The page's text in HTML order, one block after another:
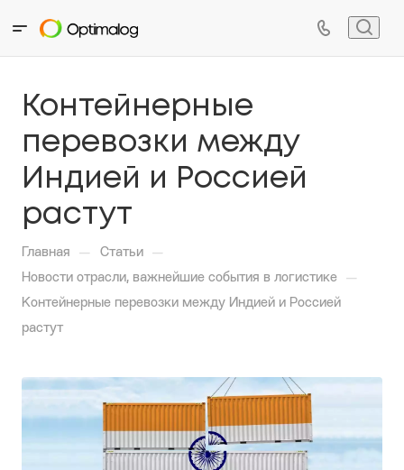
Контейнерные
перевозки между
Индией и Россией
растут
Главная — Статьи —
Новости отрасли, важнейшие события в логистике —
Контейнерные перевозки между Индией и Россией
растут